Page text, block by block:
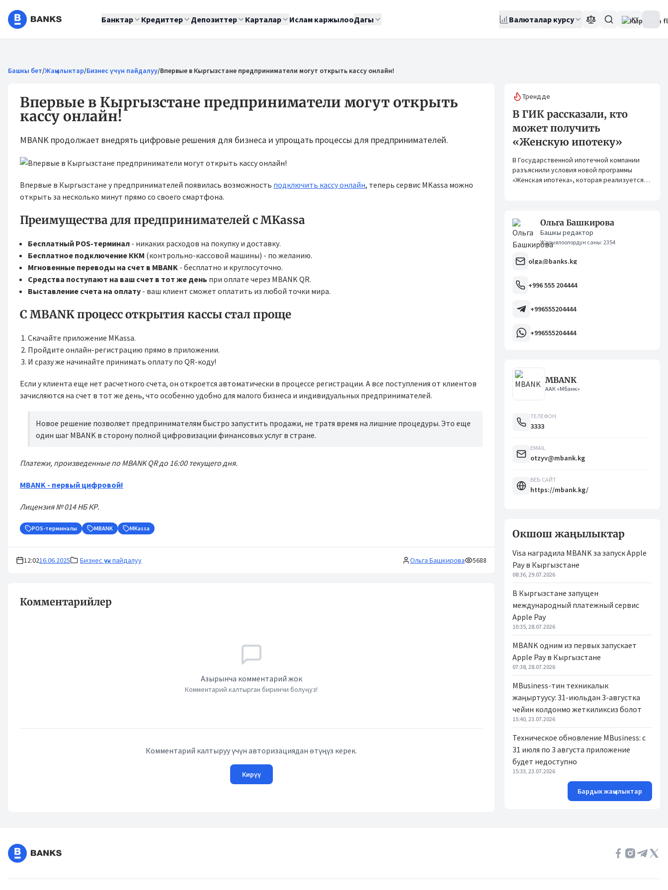
Банктар Кредиттер Депозиттер Карталар Ислам каржылооДагы Валюталар курсу KY
Башкы бет/Жаңылыктар/Бизнес үчүн пайдалуу/Впервые в Кыргызстане предприниматели могут открыть кассу онлайн!
Впервые в Кыргызстане предприниматели могут открыть
кассу онлайн!
MBANK продолжает внедрять цифровые решения для бизнеса и упрощать процессы для предпринимателей.
Впервые в Кыргызстане у предпринимателей появилась возможность подключить кассу онлайн, теперь сервис MKassa можно
открыть за несколько минут прямо со своего смартфона.
Преимущества для предпринимателей с MKassa
Бесплатный POS-терминал - никаких расходов на покупку и доставку.
Бесплатное подключение ККМ (контрольно-кассовой машины) - по желанию.
Мгновенные переводы на счет в MBANK - бесплатно и круглосуточно.
Средства поступают на ваш счет в тот же день при оплате через MBANK QR.
Выставление счета на оплату - ваш клиент сможет оплатить из любой точки мира.
С MBANK процесс открытия кассы стал проще
Скачайте приложение MKassa.
Пройдите онлайн-регистрацию прямо в приложении.
И сразу же начинайте принимать оплату по QR-коду!
Если у клиента еще нет расчетного счета, он откроется автоматически в процессе регистрации. А все поступления от клиентов
зачисляются на счет в тот же день, что особенно удобно для малого бизнеса и индивидуальных предпринимателей.
Новое решение позволяет предпринимателям быстро запустить продажи, не тратя время на лишние процедуры. Это еще
один шаг MBANK в сторону полной цифровизации финансовых услуг в стране.
Платежи, произведенные по MBANK QR до 16:00 текущего дня.
MBANK - первый цифровой!
Лицензия № 014 НБ КР.
POS-терминалы MBANK MKassa
12:0216.06.2025 Бизнес үчүн пайдалуу Ольга Башкирова 5688
Комментарийлер
Азырынча комментарий жок
Комментарий калтырган биринчи болуңуз!
Комментарий калтыруу үчүн авторизациядан өтүңүз керек.
Кирүү
Трендде
В ГИК рассказали, кто
может получить
«Женскую ипотеку»
В Государственной ипотечной компании
разъяснили условия новой программы
«Женская ипотека», которая реализуется
Ольга Башкирова
Башкы редактор
Жарыялоолордун саны: 2354
olga@banks.kg
+996 555 204444
+996555204444
+996555204444
MBANK
ААК «Мбанк»
ТЕЛЕФОН
3333
EMAIL
otzyv@mbank.kg
ВЕБ-САЙТ
https://mbank.kg/
Окшош жаңылыктар
Visa наградила MBANK за запуск Apple
Pay в Кыргызстане
08:36, 29.07.2026
В Кыргызстане запущен
международный платежный сервис
Apple Pay
10:35, 28.07.2026
MBANK одним из первых запускает
Apple Pay в Кыргызстане
07:38, 28.07.2026
MBusiness-тин техникалык
жаңыртуусу: 31-июльдан 3-августка
чейин колдонмо жеткиликсиз болот
15:40, 23.07.2026
Техническое обновление MBusiness: с
31 июля по 3 августа приложение
будет недоступно
15:33, 23.07.2026
Бардык жаңылыктар